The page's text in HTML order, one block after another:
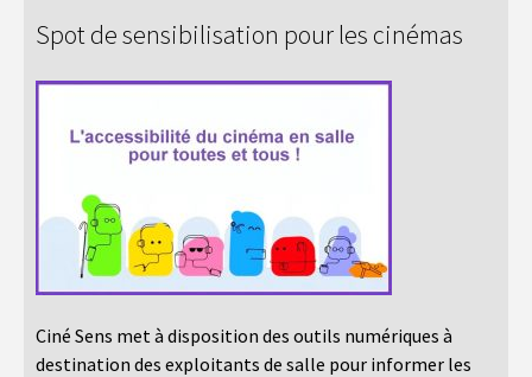
Spot de sensibilisation pour les cinémas
Ciné Sens met à disposition des outils numériques à
destination des exploitants de salle pour informer les